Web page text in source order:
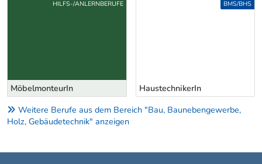
MöbelmonteurIn
HILFS-/ANLERNBERUFE
HaustechnikerIn
BMS/BHS
Weitere Berufe aus dem Bereich "Bau, Baunebengewerbe,
Holz, Gebäudetechnik" anzeigen